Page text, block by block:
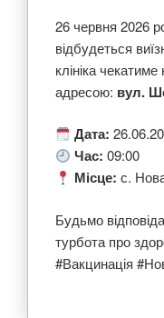
26 червня 2026
відбудеться
клініка
адресою: вул.
Дата:
Час: 09:00
Місце: с.
Будьмо
турбота про
#Вакцинація